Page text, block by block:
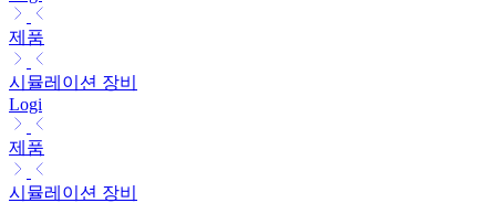
제품
시뮬레이션 장비
Logi
제품
시뮬레이션 장비